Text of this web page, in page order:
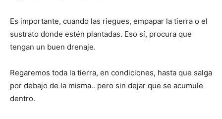
Es importante, cuando las riegues, empapar la tierra o el
sustrato donde estén plantadas. Eso sí, procura que
tengan un buen drenaje.
Regaremos toda la tierra, en condiciones, hasta que salga
por debajo de la misma.. pero sin dejar que se acumule
dentro.